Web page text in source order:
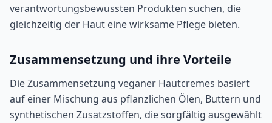
verantwortungsbewussten Produkten suchen, die
gleichzeitig der Haut eine wirksame Pflege bieten.
Zusammensetzung und ihre Vorteile
Die Zusammensetzung veganer Hautcremes basiert
auf einer Mischung aus pflanzlichen Ölen, Buttern und
synthetischen Zusatzstoffen, die sorgfältig ausgewählt